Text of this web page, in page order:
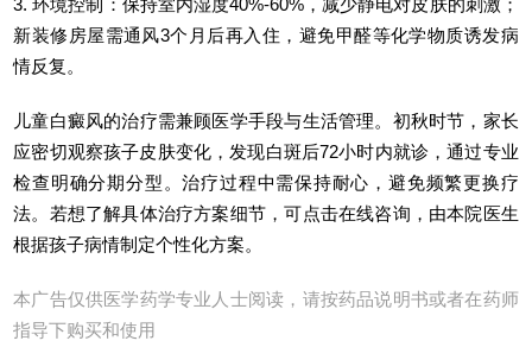
3. 环境控制：保持室内湿度40%-60%，减少静电对皮肤的刺激；
新装修房屋需通风3个月后再入住，避免甲醛等化学物质诱发病
情反复。
儿童白癜风的治疗需兼顾医学手段与生活管理。初秋时节，家长
应密切观察孩子皮肤变化，发现白斑后72小时内就诊，通过专业
检查明确分期分型。治疗过程中需保持耐心，避免频繁更换疗
法。若想了解具体治疗方案细节，可点击在线咨询，由本院医生
根据孩子病情制定个性化方案。
本广告仅供医学药学专业人士阅读，请按药品说明书或者在药师
指导下购买和使用